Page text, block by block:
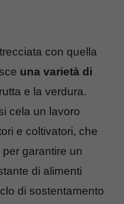
con quella
una varietà di
e la verdura.
cela un lavoro
e coltivatori, che
garantire un
di alimenti
di sostentamento